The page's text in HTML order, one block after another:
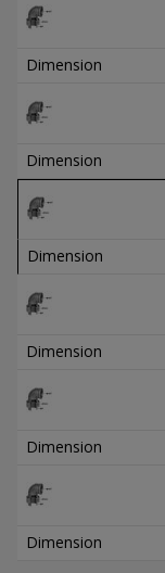
Dimension
Dimension
Dimension
Dimension
Dimension
Dimension